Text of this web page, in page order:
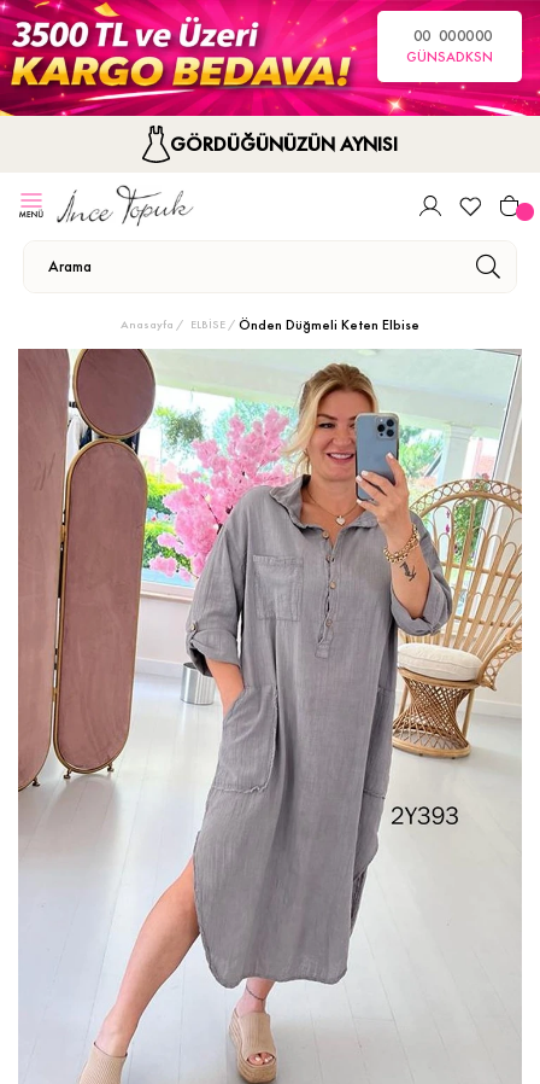
00
GÜN
00
SA
00
DK
00
SN
GÖRDÜĞÜNÜZÜN AYNISI
Anasayfa ELBİSE Önden Düğmeli Keten Elbise